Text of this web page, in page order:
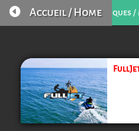
Loisirs Nautiques /
 Accueil / Home